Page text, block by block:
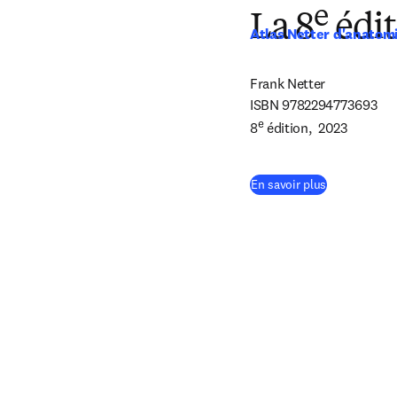
La 8e
Atlas Netter
Frank Netter
ISBN 9782294773693
8e édition,  2023
En savoir plus(